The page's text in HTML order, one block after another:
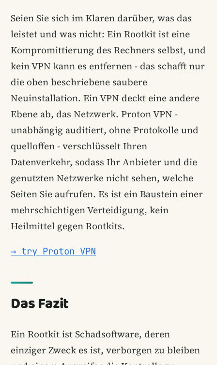
Seien Sie sich im Klaren darüber, was das
leistet und was nicht: Ein Rootkit ist eine
Kompromittierung des Rechners selbst, und
kein VPN kann es entfernen - das schafft nur
die oben beschriebene saubere
Neuinstallation. Ein VPN deckt eine andere
Ebene ab, das Netzwerk. Proton VPN -
unabhängig auditiert, ohne Protokolle und
quelloffen - verschlüsselt Ihren
Datenverkehr, sodass Ihr Anbieter und die
genutzten Netzwerke nicht sehen, welche
Seiten Sie aufrufen. Es ist ein Baustein einer
mehrschichtigen Verteidigung, kein
Heilmittel gegen Rootkits.
→ try Proton VPN
Das Fazit
Ein Rootkit ist Schadsoftware, deren
einziger Zweck es ist, verborgen zu bleiben